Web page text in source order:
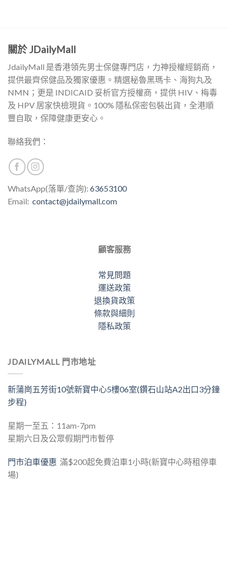
關於 JDailyMall
JdailyMall 是香港領先男士保健專門店，力神授權經銷商，
提供最齊保健品及獨家優惠。精選秘魯黑瑪卡、海狗丸及
NMN；更是 INDICAID 妥析官方授權商，提供 HIV、梅毒
及 HPV 居家快檢現貨。100% 隱私保密包裝出貨，全港順
豐自取，保障健康更安心。
聯絡我們：
WhatsApp(落單/查詢): 63653100
Email: contact@jdailymall.com
顧客服務
常見問題
運送政策
退換貨政策
條款與細則
隱私政策
JDAILYMALL 門市地址
新蒲崗五芳街10號新寶中心5樓06室(鑽石山站A2出口3分鐘
步程)
星期一至五：11am-7pm
星期六日及公眾假期門市暫停
門市泊車優惠 滿$200起免費泊車1小時(新寶中心時租停車
場)